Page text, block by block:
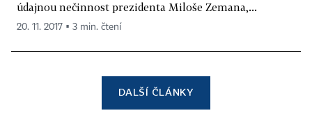
údajnou nečinnost prezidenta Miloše Zemana,...
20. 11. 2017 ▪ 3 min. čtení
DALŠÍ ČLÁNKY